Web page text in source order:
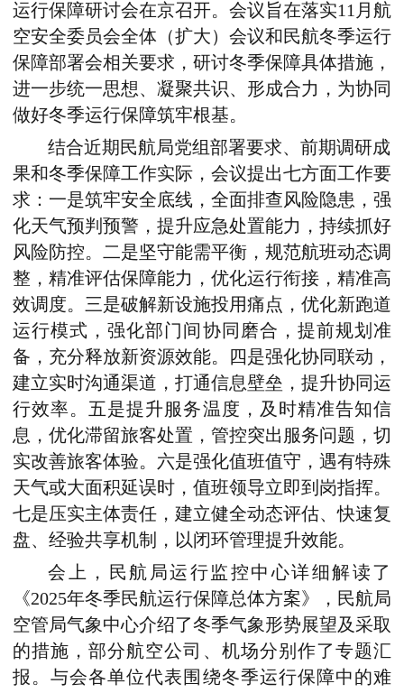
运行保障研讨会在京召开。会议旨在落实11月航
空安全委员会全体（扩大）会议和民航冬季运行
保障部署会相关要求，研讨冬季保障具体措施，
进一步统一思想、凝聚共识、形成合力，为协同
做好冬季运行保障筑牢根基。
结合近期民航局党组部署要求、前期调研成
果和冬季保障工作实际，会议提出七方面工作要
求：一是筑牢安全底线，全面排查风险隐患，强
化天气预判预警，提升应急处置能力，持续抓好
风险防控。二是坚守能需平衡，规范航班动态调
整，精准评估保障能力，优化运行衔接，精准高
效调度。三是破解新设施投用痛点，优化新跑道
运行模式，强化部门间协同磨合，提前规划准
备，充分释放新资源效能。四是强化协同联动，
建立实时沟通渠道，打通信息壁垒，提升协同运
行效率。五是提升服务温度，及时精准告知信
息，优化滞留旅客处置，管控突出服务问题，切
实改善旅客体验。六是强化值班值守，遇有特殊
天气或大面积延误时，值班领导立即到岗指挥。
七是压实主体责任，建立健全动态评估、快速复
盘、经验共享机制，以闭环管理提升效能。
会上，民航局运行监控中心详细解读了
《2025年冬季民航运行保障总体方案》，民航局
空管局气象中心介绍了冬季气象形势展望及采取
的措施，部分航空公司、机场分别作了专题汇
报。与会各单位代表围绕冬季运行保障中的难